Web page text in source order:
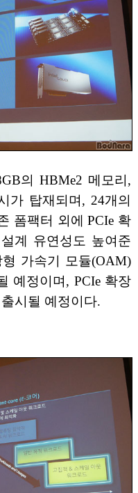
의 HBMe2 메모리,
가 탑재되며, 24개의
폼팩터 외에 PCIe 확
계 유연성도 높여준
가속기 모듈(OAM)
예정이며, PCIe 확장
시될 예정이다.